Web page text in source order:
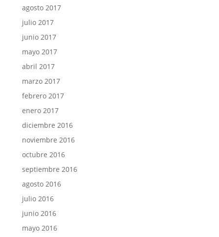
agosto 2017
julio 2017
junio 2017
mayo 2017
abril 2017
marzo 2017
febrero 2017
enero 2017
diciembre 2016
noviembre 2016
octubre 2016
septiembre 2016
agosto 2016
julio 2016
junio 2016
mayo 2016